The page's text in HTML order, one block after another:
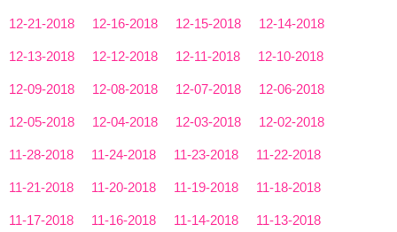
12-21-2018 12-16-2018 12-15-2018 12-14-2018
12-13-2018 12-12-2018 12-11-2018 12-10-2018
12-09-2018 12-08-2018 12-07-2018 12-06-2018
12-05-2018 12-04-2018 12-03-2018 12-02-2018
11-28-2018 11-24-2018 11-23-2018 11-22-2018
11-21-2018 11-20-2018 11-19-2018 11-18-2018
11-17-2018 11-16-2018 11-14-2018 11-13-2018